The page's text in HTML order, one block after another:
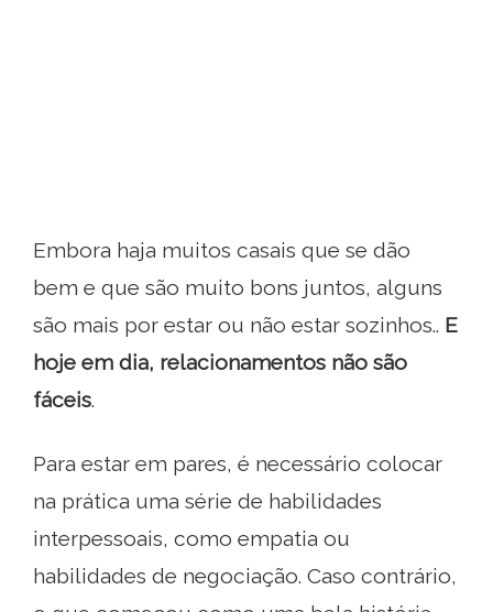
Embora haja muitos casais que se dão
bem e que são muito bons juntos, alguns
são mais por estar ou não estar sozinhos.. E
hoje em dia, relacionamentos não são
fáceis.
Para estar em pares, é necessário colocar
na prática uma série de habilidades
interpessoais, como empatia ou
habilidades de negociação. Caso contrário,